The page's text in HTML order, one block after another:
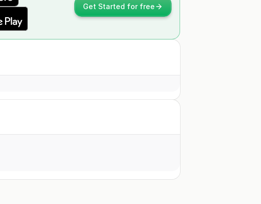
Get Started for free